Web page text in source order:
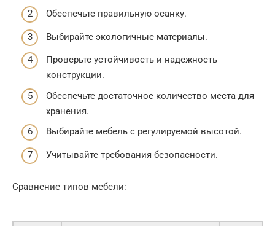
Обеспечьте правильную осанку.
Выбирайте экологичные материалы.
Проверьте устойчивость и надежность
конструкции.
Обеспечьте достаточное количество места для
хранения.
Выбирайте мебель с регулируемой высотой.
Учитывайте требования безопасности.
Сравнение типов мебели: